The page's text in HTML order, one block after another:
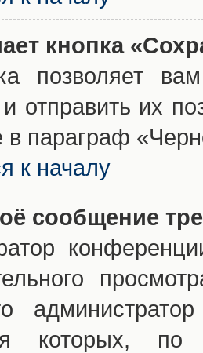
кнопка
позволяет
и отправить их
в параграф
к началу
сообщение
которых,